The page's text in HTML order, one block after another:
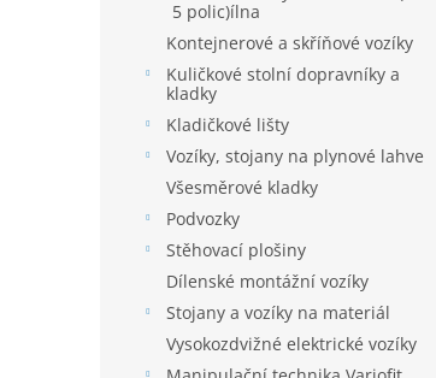
5 polic)ílna
Kontejnerové a skříňové vozíky
Kuličkové stolní dopravníky a
kladky
Kladičkové lišty
Vozíky, stojany na plynové lahve
Všesměrové kladky
Podvozky
Stěhovací plošiny
Dílenské montážní vozíky
Stojany a vozíky na materiál
Vysokozdvižné elektrické vozíky